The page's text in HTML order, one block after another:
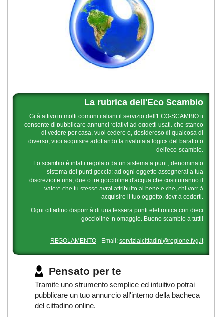
La rubrica dell'Eco Scambio
Gi à attivo in molti comuni italiani il servizio dell'ECO-SCAMBIO ti
consente di pubblicare annunci relativi ad oggetti usati, che stanco
di vedere per casa, vuoi cedere o, desideroso di qualcosa di
diverso, vuoi acquisire adottando la rivalutata logica del baratto o
dell'eco-scambio.
Lo scambio è infatti regolato da un sistema a punti, denominato
sistema dei punti goccia: ad ogni oggetto assegnerai a tua
discrezione una, due o tre goccioline d'acqua che costituiranno il
valore che tu stesso avrai attribuito al bene e che, chi vorr à
acquisire il tuo oggetto, dovr à cederti.
Ogni cittadino disporr à di una tessera punti elettronica con dieci
goccioline in omaggio. Buono scambio a tutti!
REGOLAMENTO- Email: serviziaicittadini@regione.fvg.it
Pensato per te
Tramite uno strumento semplice ed intuitivo potrai
pubblicare un tuo annuncio all'interno della bacheca
del cittadino online.